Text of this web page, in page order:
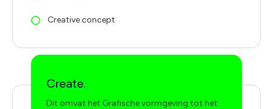
Creative concept
Create.
Dit omvat het Grafische vormgeving tot het